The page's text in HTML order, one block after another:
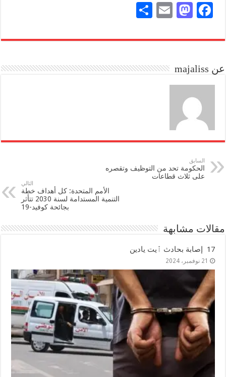
Fa
bo
M
to
n
E
ail
re
عن majaliss
السابق
الحكومة تحد من التوظيف وتقصره
على ثلاث قطاعات
التالي
الأمم المتحدة: كل أهداف خطة
التنمية المستدامة لسنة 2030 تتأثر
بجائحة كوفيد-19
مقالات مشابهة
17 إصابة بحادث ٱيت يادين
21 نوفمبر، 2024